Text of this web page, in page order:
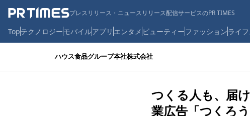
プレスリリース・ニュースリリース配信サービスのPR TIMES
Topテクノロジーモバイルアプリ エンタメ ビューティーファッションライ
ハウス食品グループ本社株式会社
つくる人も、届
業広告「つくろ